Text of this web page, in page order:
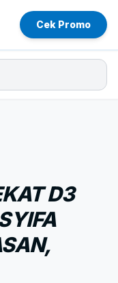
Cek Promo
D3